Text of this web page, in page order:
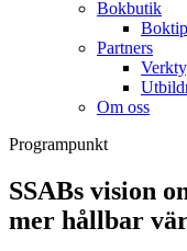
Bokbutik
Partners
Om oss
Programpunkt
SSABs vision
mer hållbar